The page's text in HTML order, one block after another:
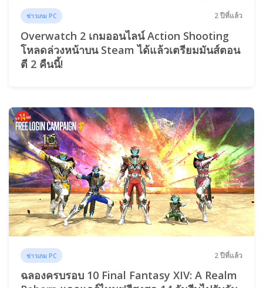
ข่าวเกม PC 2 ปีที่แล้ว
Overwatch 2 เกมออนไลน์ Action Shooting
โหลดล่วงหน้าบน Steam ได้แล้วเตรียมมันส์ตอน
ตี 2 คืนนี้!
ข่าวเกม PC 2 ปีที่แล้ว
ฉลองครบรอบ 10 Final Fantasy XIV: A Realm